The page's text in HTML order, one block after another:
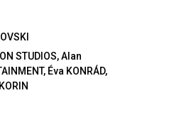
STUDIOS, Alan
Éva KONRÁD,